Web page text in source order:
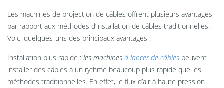
Les machines de projection de câbles offrent plusieurs avantages
par rapport aux méthodes d’installation de câbles traditionnelles.
Voici quelques-uns des principaux avantages :
Installation plus rapide : les machines à lancer de câbles peuvent
installer des câbles à un rythme beaucoup plus rapide que les
méthodes traditionnelles. En effet, le flux d’air à haute pression